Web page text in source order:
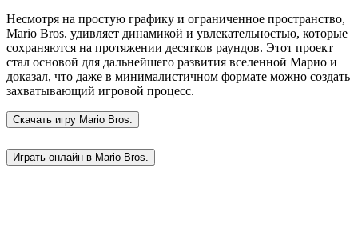
Несмотря на простую графику и ограниченное пространство,
Mario Bros. удивляет динамикой и увлекательностью, которые
сохраняются на протяжении десятков раундов. Этот проект
стал основой для дальнейшего развития вселенной Марио и
доказал, что даже в минималистичном формате можно создать
захватывающий игровой процесс.
Скачать игру Mario Bros.
Играть онлайн в Mario Bros.